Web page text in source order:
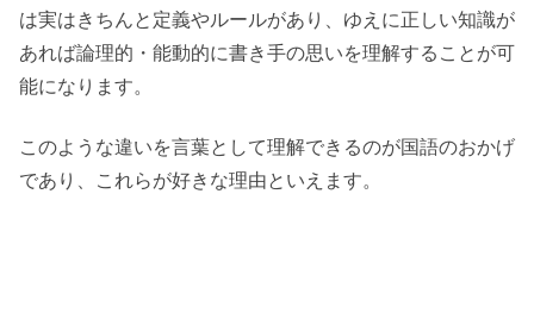
は実はきちんと定義やルールがあり、ゆえに正しい知識が
あれば論理的・能動的に書き手の思いを理解することが可
能になります。
このような違いを言葉として理解できるのが国語のおかげ
であり、これらが好きな理由といえます。